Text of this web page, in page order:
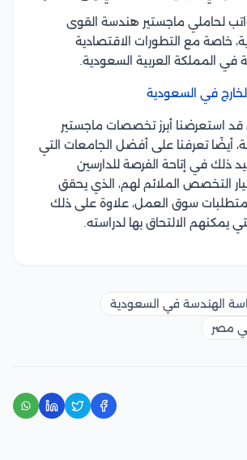
لحاملي ماجستير هندسة القوى
خاصة مع التطورات الاقتصادية
في المملكة العربية السعودية.
في السعودية
قد استعرضنا أبرز تخصصات ماجستير
أيضًا تعرفنا على أفضل الجامعات التي
ذلك في إتاحة الفرصة للدارسين
التخصص الملائم لهم، الذي يحقق
سوق العمل، علاوة على ذلك
يمكنهم الالتحاق بها لدراسته.
الهندسة في السعودية
مصر